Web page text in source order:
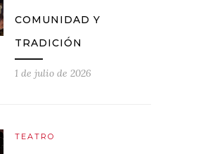
COMUNIDAD Y
TRADICIÓN
1 de julio de 2026
TEATRO